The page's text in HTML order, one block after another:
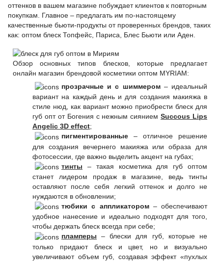
оттенков в вашем магазине побуждает клиентов к повторным
покупкам. Главное – предлагать им по-настоящему
качественные бьюти-продукты от проверенных брендов, таких
как: оптом блеск Топфейс, Париса, Блес Бьюти или Аден.
Обзор основных типов блесков, которые предлагает
онлайн магазин брендовой косметики оптом MYRIAM:
прозрачные и с шиммером– идеальный
вариант на каждый день и для создания макияжа в
стиле нюд, как вариант можно приобрести блеск для
губ опт от Богения с нежным сияниемSuccous Lips
Angelic 3D effect;
пигментированные – отличное решение
для создания вечернего макияжа или образа для
фотосессии, где важно выделить акцент на губах;
тинты – такая косметика для губ оптом
станет лидером продаж в магазине, ведь тинты
оставляют после себя легкий оттенок и долго не
нуждаются в обновлении;
тюбики с аппликатором– обеспечивают
удобное нанесение и идеально подходят для того,
чтобы держать блеск всегда при себе;
пламперы – блески для губ, которые не
только придают блеск и цвет, но и визуально
увеличивают объем губ, создавая эффект «пухлых